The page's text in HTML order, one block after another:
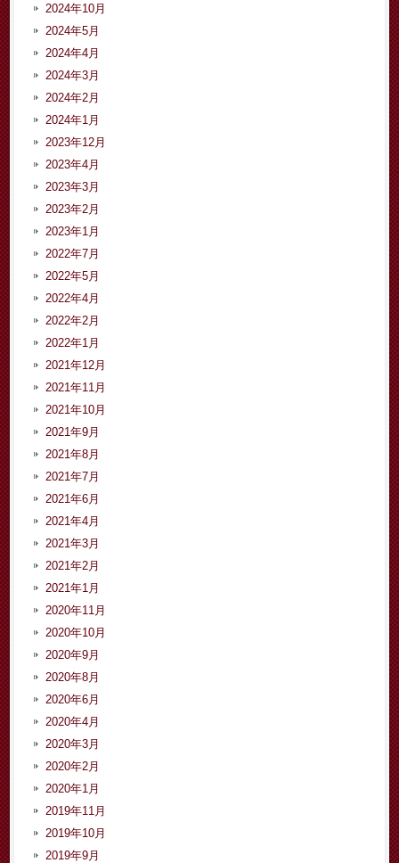
2024年10月
2024年5月
2024年4月
2024年3月
2024年2月
2024年1月
2023年12月
2023年4月
2023年3月
2023年2月
2023年1月
2022年7月
2022年5月
2022年4月
2022年2月
2022年1月
2021年12月
2021年11月
2021年10月
2021年9月
2021年8月
2021年7月
2021年6月
2021年4月
2021年3月
2021年2月
2021年1月
2020年11月
2020年10月
2020年9月
2020年8月
2020年6月
2020年4月
2020年3月
2020年2月
2020年1月
2019年11月
2019年10月
2019年9月